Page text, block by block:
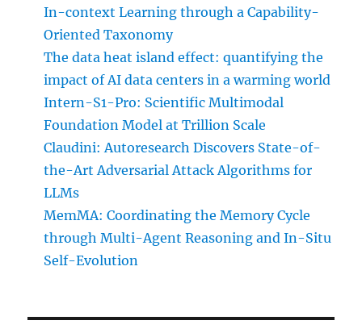
In-context Learning through a Capability-
Oriented Taxonomy
The data heat island effect: quantifying the
impact of AI data centers in a warming world
Intern-S1-Pro: Scientific Multimodal
Foundation Model at Trillion Scale
Claudini: Autoresearch Discovers State-of-
the-Art Adversarial Attack Algorithms for
LLMs
MemMA: Coordinating the Memory Cycle
through Multi-Agent Reasoning and In-Situ
Self-Evolution